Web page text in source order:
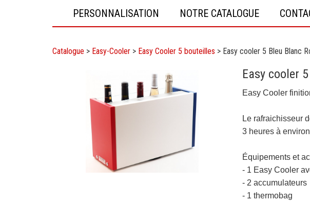
PERSONNALISATION NOTRE CATALOGUE
Catalogue > Easy-Cooler > Easy Cooler 5 bouteilles > Easy cooler 5 Bleu Blanc
Easy cooler
Easy Cooler
Le rafraichisseur
3 heures à
Équipements et
- 1 Easy Cooler
- 2 accumulateurs
- 1 thermobag